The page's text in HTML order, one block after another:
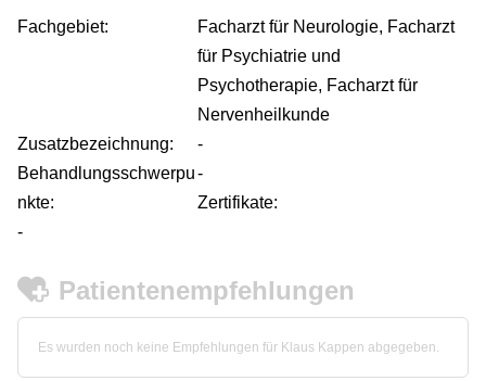
Fachgebiet:
Facharzt für Neurologie, Facharzt
für Psychiatrie und
Psychotherapie, Facharzt für
Nervenheilkunde
Zusatzbezeichnung:
-
Behandlungsschwerpu
nkte:
-
Zertifikate:
-
Patientenempfehlungen
Es wurden noch keine Empfehlungen für Klaus Kappen abgegeben.